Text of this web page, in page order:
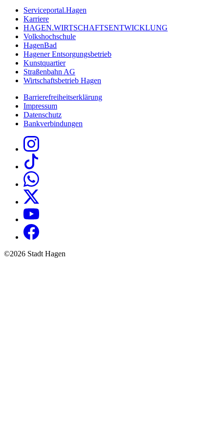
Serviceportal.Hagen
Karriere
HAGEN.WIRTSCHAFTSENTWICKLUNG
Volkshochschule
HagenBad
Hagener Entsorgungsbetrieb
Kunstquartier
Straßenbahn AG
Wirtschaftsbetrieb Hagen
Barrierefreiheitserklärung
Impressum
Datenschutz
Bankverbindungen
©2026 Stadt Hagen